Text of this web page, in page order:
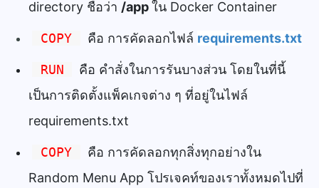
directory ชื่อว่า/appใน Docker Container
COPY คือ การคัดลอกไฟล์ requirements.txt
RUN
คือ คำสั่งในการรันบางส่วน โดยในที่นี้
เป็นการติดตั้งแพ็คเกจต่าง ๆ ที่อยู่ในไฟล์
requirements.txt
COPY คือ การคัดลอกทุกสิ่งทุกอย่างใน
Random Menu App โปรเจคท์ของเราทั้งหมดไปที่